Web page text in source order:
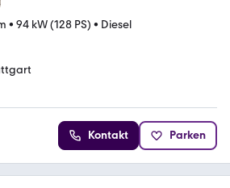
• 94 kW (128 PS) • Diesel
Kontakt Parken